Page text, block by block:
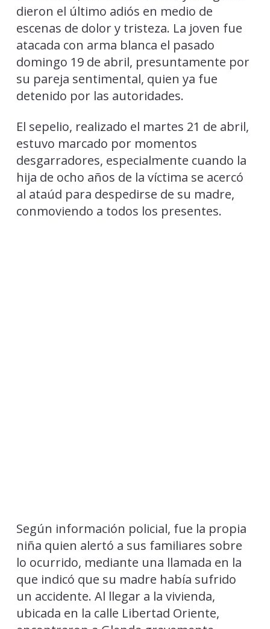
dieron el último adiós en medio de
escenas de dolor y tristeza. La joven fue
atacada con arma blanca el pasado
domingo 19 de abril, presuntamente por
su pareja sentimental, quien ya fue
detenido por las autoridades.
El sepelio, realizado el martes 21 de abril,
estuvo marcado por momentos
desgarradores, especialmente cuando la
hija de ocho años de la víctima se acercó
al ataúd para despedirse de su madre,
conmoviendo a todos los presentes.
Según información policial, fue la propia
niña quien alertó a sus familiares sobre
lo ocurrido, mediante una llamada en la
que indicó que su madre había sufrido
un accidente. Al llegar a la vivienda,
ubicada en la calle Libertad Oriente,